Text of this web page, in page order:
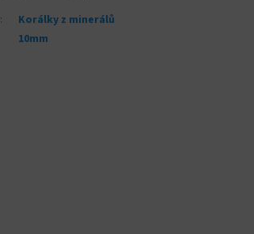
:
Korálky z minerálů
10mm